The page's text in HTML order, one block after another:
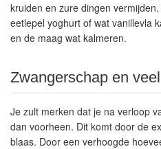
kruiden en zure dingen
eetlepel yoghurt of wat vanillevla
en de maag wat kalmeren.
Zwangerschap en
Je zult merken dat je na verloop
dan voorheen. Dit komt door de
blaas. Door een verhoogde